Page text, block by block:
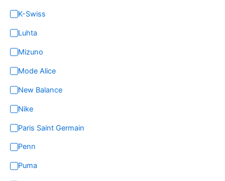
K-Swiss
Luhta
Mizuno
Mode Alice
New Balance
Nike
Paris Saint Germain
Penn
Puma